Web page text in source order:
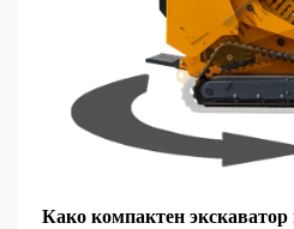
Како компактен